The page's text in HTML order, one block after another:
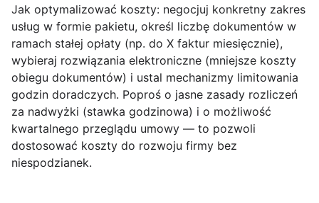
Jak optymalizować koszty: negocjuj konkretny zakres
usług w formie pakietu, określ liczbę dokumentów w
ramach stałej opłaty (np. do X faktur miesięcznie),
wybieraj rozwiązania elektroniczne (mniejsze koszty
obiegu dokumentów) i ustal mechanizmy limitowania
godzin doradczych. Poproś o jasne zasady rozliczeń
za nadwyżki (stawka godzinowa) i o możliwość
kwartalnego przeglądu umowy — to pozwoli
dostosować koszty do rozwoju firmy bez
niespodzianek.